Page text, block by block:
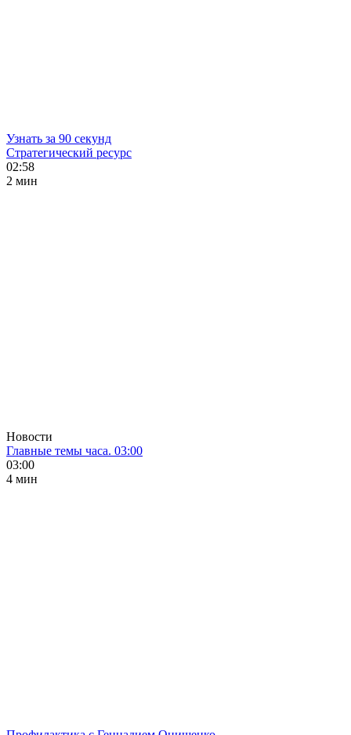
Узнать за 90 секунд
Стратегический ресурс
02:58
2 мин
Новости
Главные темы часа. 03:00
03:00
4 мин